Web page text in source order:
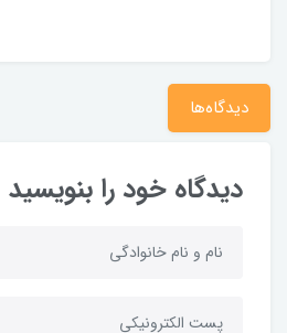
دیدگاه‌ها
دیدگاه خود را بنویسید